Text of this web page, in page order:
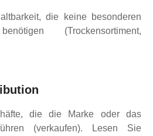
die keine besonderen
(Trockensortiment,
die die Marke oder das
(verkaufen). Lesen Sie